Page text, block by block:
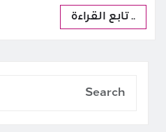
.. تابع القراءة